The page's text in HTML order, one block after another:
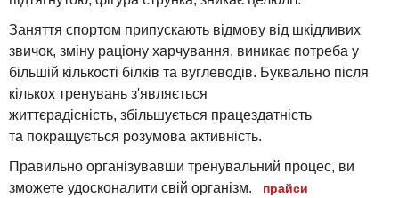
Заняття спортом припускають відмову від шкідливих
звичок, зміну раціону харчування, виникає потреба у
більшій кількості білків та вуглеводів. Буквально після
кількох тренувань з'являється
життєрадісність, збільшується працездатність
та покращується розумова активність.
Правильно організувавши тренувальний процес, ви
зможете удосконалити свій організм. прайси